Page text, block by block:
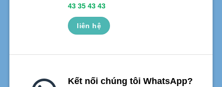
43 35 43 43
liên hệ
Kết nối chúng tôi WhatsApp?